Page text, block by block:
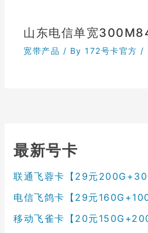
山东电信单宽
宽带产品 / By172号卡官方 /
最新号卡
联通飞蓉卡【29元
电信飞鸽卡【29元160G+100
移动飞雀卡【20元